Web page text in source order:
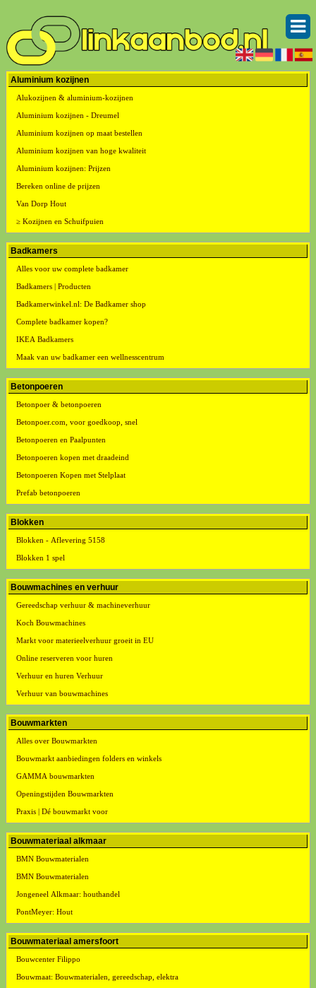
Aluminium kozijnen
Alukozijnen & aluminium-kozijnen
Aluminium kozijnen - Dreumel
Aluminium kozijnen op maat bestellen
Aluminium kozijnen van hoge kwaliteit
Aluminium kozijnen: Prijzen
Bereken online de prijzen
Van Dorp Hout
≥ Kozijnen en Schuifpuien
Badkamers
Alles voor uw complete badkamer
Badkamers | Producten
Badkamerwinkel.nl: De Badkamer shop
Complete badkamer kopen?
IKEA Badkamers
Maak van uw badkamer een wellnesscentrum
Betonpoeren
Betonpoer & betonpoeren
Betonpoer.com, voor goedkoop, snel
Betonpoeren en Paalpunten
Betonpoeren kopen met draadeind
Betonpoeren Kopen met Stelplaat
Prefab betonpoeren
Blokken
Blokken - Aflevering 5158
Blokken 1 spel
Bouwmachines en verhuur
Gereedschap verhuur & machineverhuur
Koch Bouwmachines
Markt voor materieelverhuur groeit in EU
Online reserveren voor huren
Verhuur en huren Verhuur
Verhuur van bouwmachines
Bouwmarkten
Alles over Bouwmarkten
Bouwmarkt aanbiedingen folders en winkels
GAMMA bouwmarkten
Openingstijden Bouwmarkten
Praxis | Dé bouwmarkt voor
Bouwmateriaal alkmaar
BMN Bouwmaterialen
BMN Bouwmaterialen
Jongeneel Alkmaar: houthandel
PontMeyer: Hout
Bouwmateriaal amersfoort
Bouwcenter Filippo
Bouwmaat: Bouwmaterialen, gereedschap, elektra